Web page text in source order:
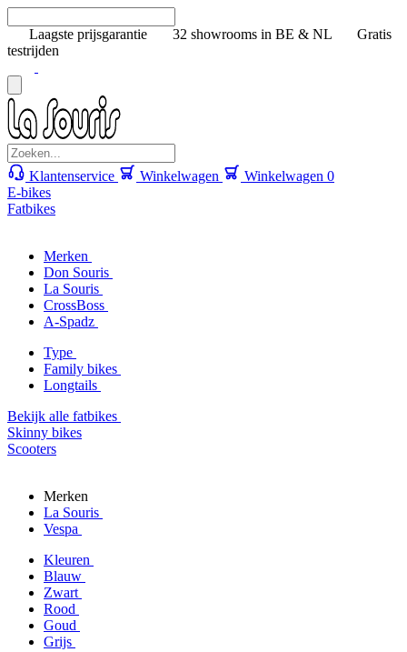
Laagste prijsgarantie 32 showrooms in BE & NL
Gratis
testrijden
Klantenservice Winkelwagen Winkelwagen 0
E-bikes
Fatbikes
Merken
Don Souris
La Souris
CrossBoss
A-Spadz
Type
Family bikes
Longtails
Bekijk alle fatbikes
Skinny bikes
Scooters
Merken
La Souris
Vespa
Kleuren
Blauw
Zwart
Rood
Goud
Grijs